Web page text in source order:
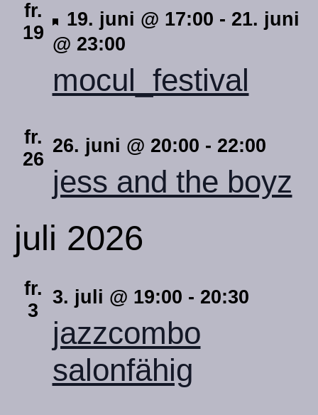
fr.
19
mocul_festival
hervorgehoben
19. juni @ 17:00 - 21. juni
@ 23:00
fr.
26
jess and the boyz
26. juni @ 20:00 - 22:00
juli 2026
fr.
3
jazzcombo
salonfähig
3. juli @ 19:00 - 20:30